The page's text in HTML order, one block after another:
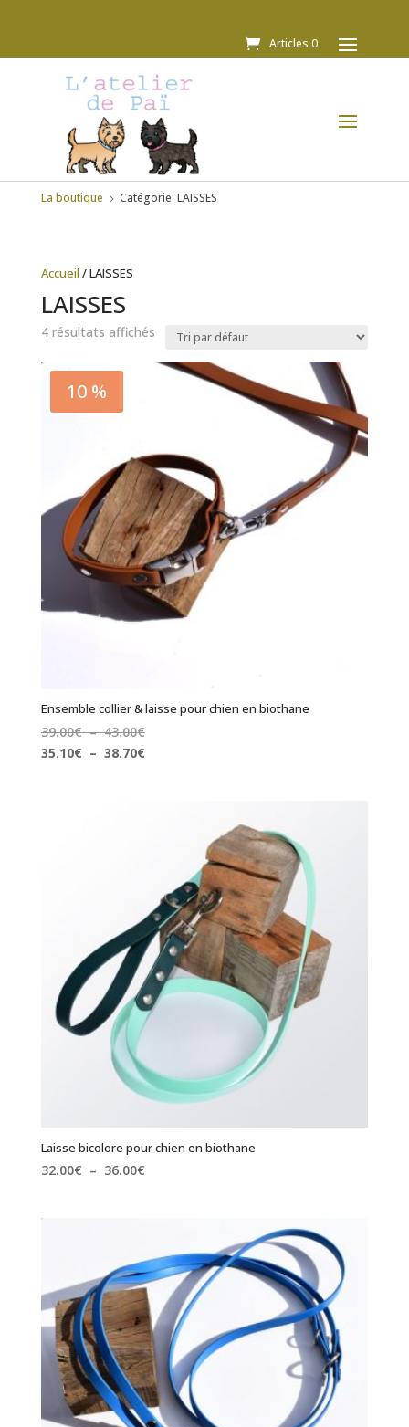
Articles 0
La boutique 5 Catégorie: LAISSES
Accueil / LAISSES
LAISSES
4 résultats affichés
10 %
Ensemble collier & laisse pour chien en biothane
39.00€ – 43.00€Plage
de
35.10€ – 38.70€Plage
Laisse bicolore pour chien en biothane
32.00€ – 36.00€Plage
36.00€